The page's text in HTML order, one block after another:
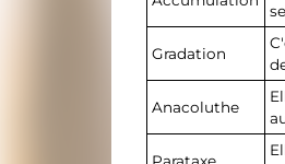
Gradation
Anacoluthe